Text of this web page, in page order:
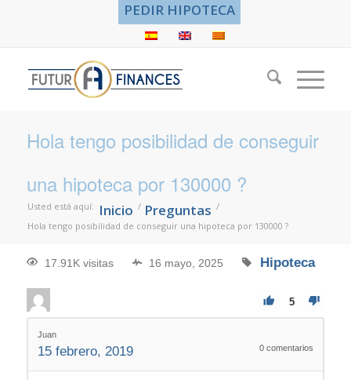
PEDIR HIPOTECA
Hola tengo posibilidad de conseguir
una hipoteca por 130000 ?
Usted está aquí: Inicio / Preguntas /
Hola tengo posibilidad de conseguir una hipoteca por 130000 ?
17.91K visitas 16 mayo, 2025 Hipoteca
5
Juan
15 febrero, 2019 0 comentarios